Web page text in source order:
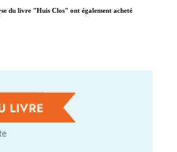
du livre "Huis Clos" ont également acheté